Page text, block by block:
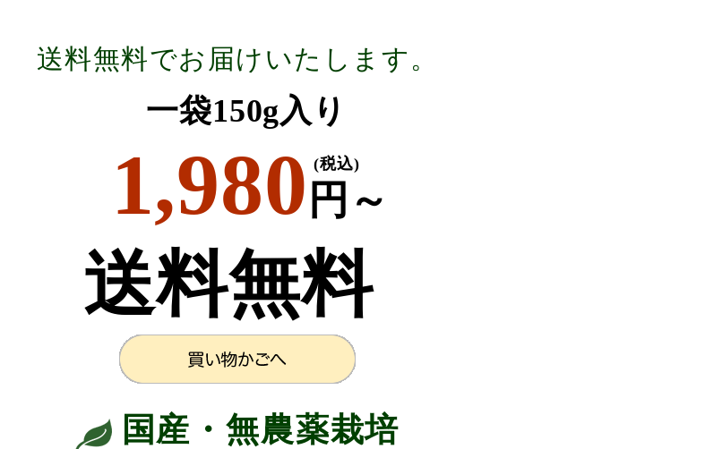
送料無料でお届けいたします。
一袋150g入り
1,980 円～
(税込)
送料無料
国産・無農薬栽培